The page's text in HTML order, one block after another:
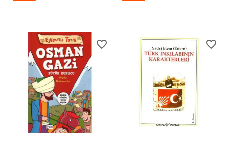
favorite_border favorite_border